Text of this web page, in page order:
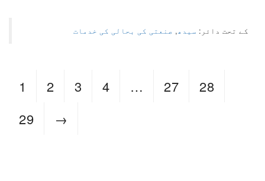
کے تحت دائر:سیدھ, صنعتی کی بحالی کی خدمات
… 27
28
29
→